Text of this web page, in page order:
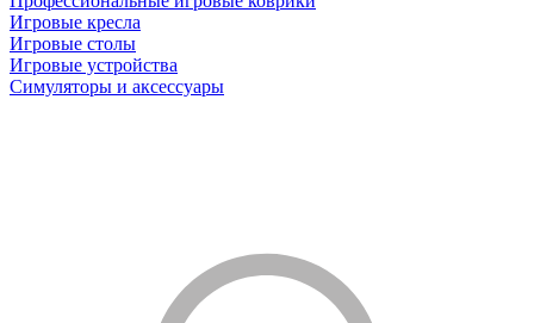
Игровые кресла
Игровые столы
Игровые устройства
Симуляторы и аксессуары